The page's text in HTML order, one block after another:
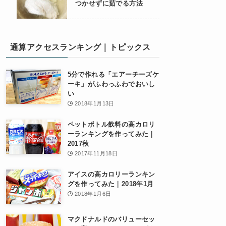
つかせずに茹でる方法
通算アクセスランキング｜トピックス
5分で作れる「エアーチーズケ
ーキ」がふわっふわでおいし
い
2018年1月13日
ペットボトル飲料の高カロリ
ーランキングを作ってみた｜
2017秋
2017年11月18日
アイスの高カロリーランキン
グを作ってみた｜2018年1月
2018年1月6日
マクドナルドのバリューセッ